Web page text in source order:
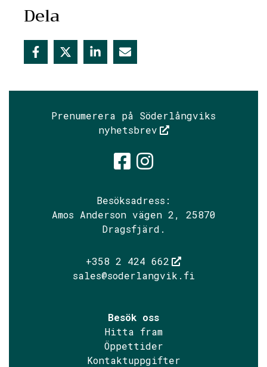
Dela
Prenumerera på Söderlångviks
nyhetsbrev
Besöksadress:
Amos Anderson vägen 2, 25870
Dragsfjärd.
+358 2 424 662
sales@soderlangvik.fi
Besök oss
Hitta fram
Öppettider
Kontaktuppgifter